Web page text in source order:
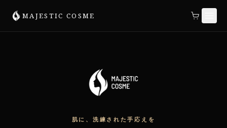
MAJESTIC COSME
肌に、洗練された手応えを